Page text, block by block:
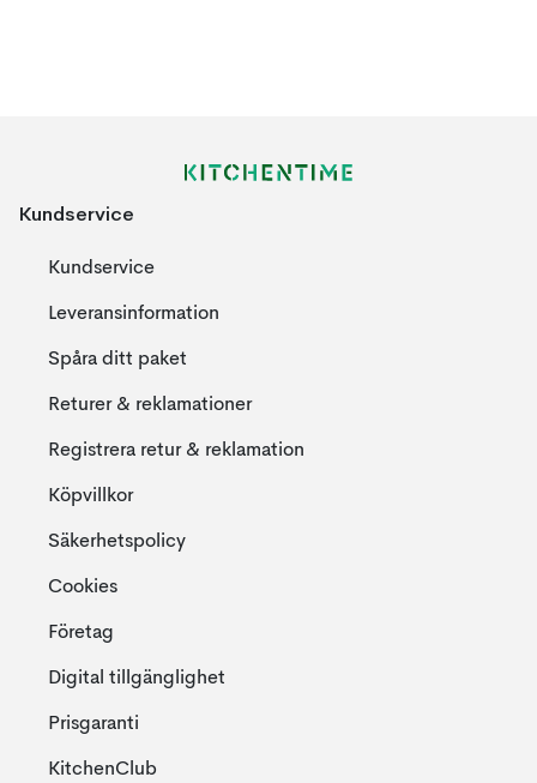
Kundservice
Kundservice
Leveransinformation
Spåra ditt paket
Returer & reklamationer
Registrera retur & reklamation
Köpvillkor
Säkerhetspolicy
Cookies
Företag
Digital tillgänglighet
Prisgaranti
KitchenClub